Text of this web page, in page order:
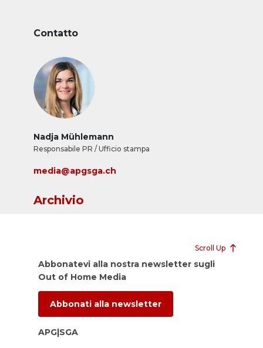
Contatto
Nadja Mühlemann
Responsabile PR / Ufficio stampa
media@apgsga.ch
Archivio
Scroll Up
Abbonatevi alla nostra newsletter sugli
Out of Home Media
Abbonati alla newsletter
APG|SGA